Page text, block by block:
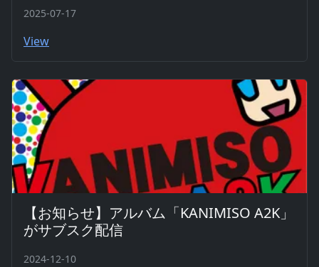
2025-07-17
View
【お知らせ】アルバム「KANIMISO A2K」
がサブスク配信
2024-12-10